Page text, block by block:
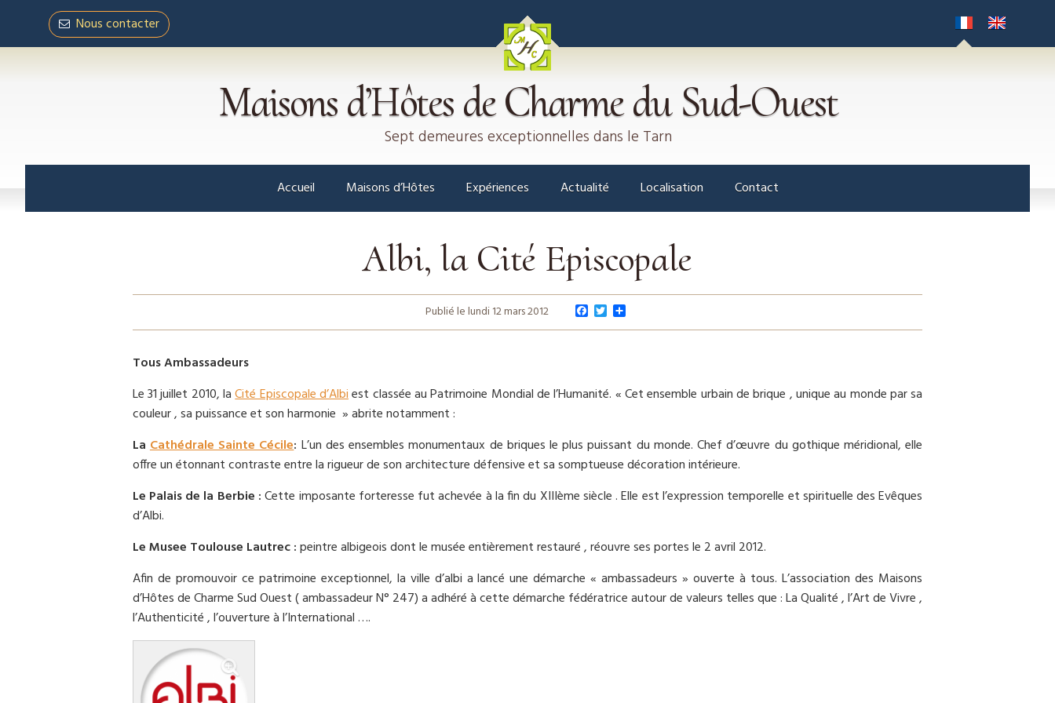
Réservez votre séjour en ligne
Nous contacter
Nous contacter
Maisons d’Hôtes de Charme du Sud-Ouest
Sept demeures exceptionnelles dans le Tarn
Accueil Maisons d’Hôtes Expériences Actualité Localisation Contact
Albi, la Cité Episcopale
Publié le lundi 12 mars 2012
a
c
o
k
T
w
i
r
r
e
r
Tous Ambassadeurs
Le 31 juillet 2010, laCité Episcopale d’Albiest classée au Patrimoine Mondial de l’Humanité. « Cet ensemble urbain de brique , unique au monde par sa
couleur , sa puissance et son harmonie » abrite notamment :
La Cathédrale Sainte Cécile: L’un des ensembles monumentaux de briques le plus puissant du monde. Chef d’œuvre du gothique méridional, elle
offre un étonnant contraste entre la rigueur de son architecture défensive et sa somptueuse décoration intérieure.
Le Palais de la Berbie :Cette imposante forteresse fut achevée à la fin du XIIIème siècle . Elle est l’expression temporelle et spirituelle des Evêques
d’Albi.
Le Musee Toulouse Lautrec :peintre albigeois dont le musée entièrement restauré , réouvre ses portes le 2 avril 2012.
Afin de promouvoir ce patrimoine exceptionnel, la ville d’albi a lancé une démarche « ambassadeurs » ouverte à tous. L’association des Maisons
d’Hôtes de Charme Sud Ouest ( ambassadeur N° 247) a adhéré à cette démarche fédératrice autour de valeurs telles que : La Qualité , l’Art de Vivre ,
l’Authenticité , l’ouverture à l’International ….